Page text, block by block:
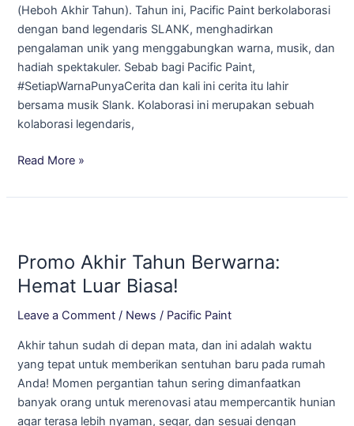
(Heboh Akhir Tahun). Tahun ini, Pacific Paint berkolaborasi
dengan band legendaris SLANK, menghadirkan
pengalaman unik yang menggabungkan warna, musik, dan
hadiah spektakuler. Sebab bagi Pacific Paint,
#SetiapWarnaPunyaCerita dan kali ini cerita itu lahir
bersama musik Slank. Kolaborasi ini merupakan sebuah
kolaborasi legendaris,
Read More »
Promo Akhir Tahun Berwarna:
Hemat Luar Biasa!
Leave a Comment / News / Pacific Paint
Akhir tahun sudah di depan mata, dan ini adalah waktu
yang tepat untuk memberikan sentuhan baru pada rumah
Anda! Momen pergantian tahun sering dimanfaatkan
banyak orang untuk merenovasi atau mempercantik hunian
agar terasa lebih nyaman, segar, dan sesuai dengan
Tahun
Berwarna:
Luar